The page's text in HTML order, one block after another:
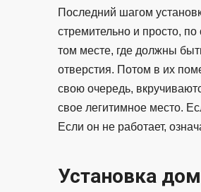
Последний шагом
стремительно и просто,
том месте, где должны
отверстия. Потом в их
свою очередь,
свое легитимное место.
Если он не работает,
Установка